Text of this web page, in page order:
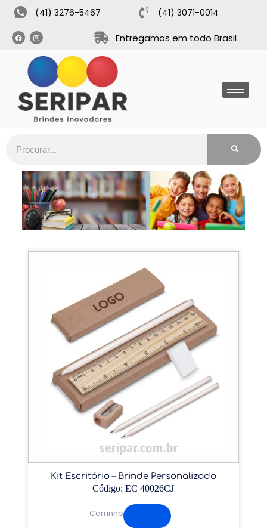
(41) 3276-5467 (41) 3071-0014
Entregamos em todo Brasil
Kit Escritório – Brinde Personalizado
Código: EC 40026CJ
Carrinho